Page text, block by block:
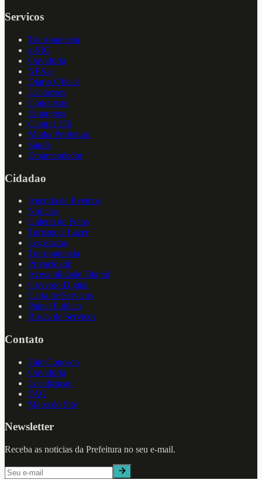
Servicos
Transparencia
e-SIC
Ouvidoria
NFS-e
Diario Oficial
Licitacoes
Concursos
Empregos
Central 156
Minha Prefeitura
Saude
Empreendedor
Cidadao
Agenda de Eventos
Noticias
Galeria de Fotos
Turismo e Lazer
Legislacao
Transparencia
Privacidade
Acessibilidade Digital
Governo Digital
Carta de Servicos
Painel Publico
Busca de Servicos
Contato
Fale Conosco
Ouvidoria
Localizacao
FAQ
Mapa do Site
Newsletter
Receba as noticias da Prefeitura no seu e-mail.